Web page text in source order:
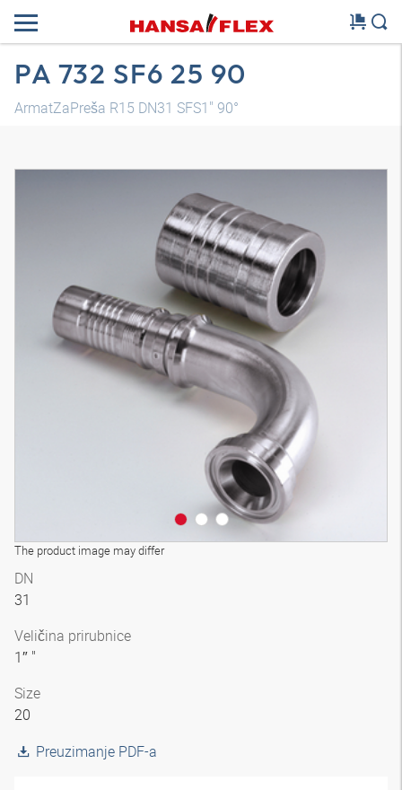
PA 732 SF6 25 90
ArmatZaPreša R15 DN31 SFS1" 90°
The product image may differ
3D model
DN
31
Veličina prirubnice
1″ "
Size
20
Preuzimanje PDF-a